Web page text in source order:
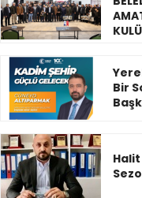
Bir
Halit